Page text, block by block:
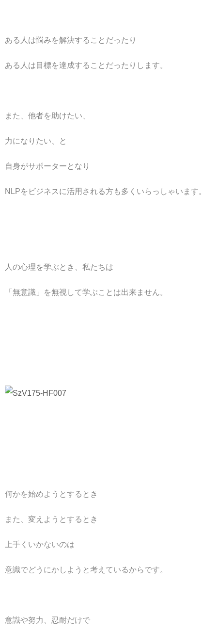
ある人は悩みを解決することだったり
ある人は目標を達成することだったりします。
また、他者を助けたい、
力になりたい、と
自身がサポーターとなり
NLPをビジネスに活用される方も多くいらっしゃいます。
人の心理を学ぶとき、私たちは
「無意識」を無視して学ぶことは出来ません。
何かを始めようとするとき
また、変えようとするとき
上手くいかないのは
意識でどうにかしようと考えているからです。
意識や努力、忍耐だけで